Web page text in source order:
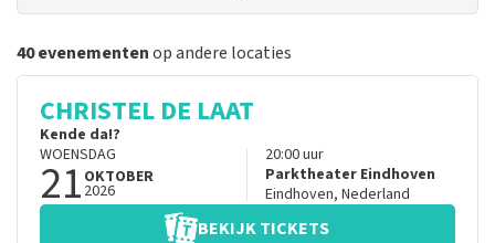
40 evenementenop andere locaties
CHRISTEL DE LAAT
Kende da!?
WOENSDAG
21 OKTOBER
2026
20:00uur
Parktheater Eindhoven
Eindhoven, Nederland
BEKIJK TICKETS